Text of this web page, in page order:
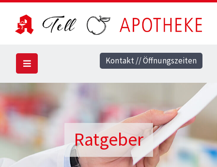
Ratgeber
Kontakt // Öffnungszeiten